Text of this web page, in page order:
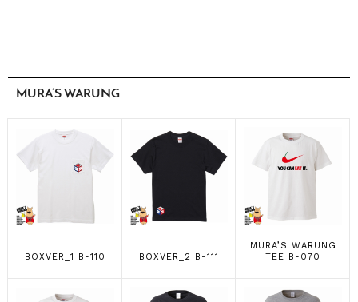
MURA’S WARUNG
BOXVER_1 B-110 BOXVER_2 B-111
MURA’S WARUNG
TEE B-070